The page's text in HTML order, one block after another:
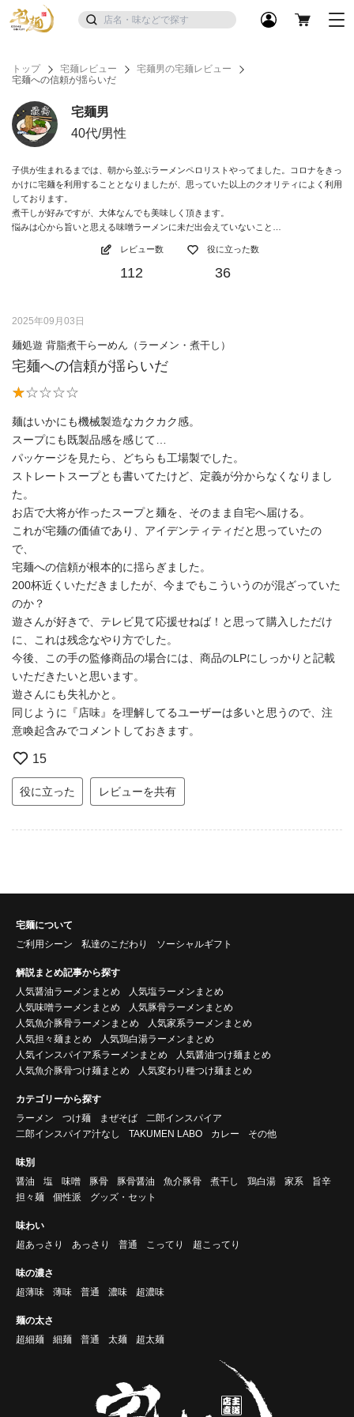
トップ 宅麺レビュー
宅麺男の宅麺レビュー
宅麺への信頼が揺らいだ
宅麺男
40代/男性
子供が生まれるまでは、朝から並ぶラーメンペロリストやってました。コロナをきっ
かけに宅麺を利用することとなりましたが、思っていた以上のクオリティによく利用
しております。
煮干しが好みですが、大体なんでも美味しく頂きます。
悩みは心から旨いと思える味噌ラーメンに未だ出会えていないこと…
レビュー数
112
役に立った数
36
2025年09月03日
麺処遊 背脂煮干らーめん（ラーメン・煮干し）
宅麺への信頼が揺らいだ
麺はいかにも機械製造なカクカク感。
スープにも既製品感を感じて…
パッケージを見たら、どちらも工場製でした。
ストレートスープとも書いてたけど、定義が分からなくなりまし
た。
お店で大将が作ったスープと麺を、そのまま自宅へ届ける。
これが宅麺の価値であり、アイデンティティだと思っていたの
で、
宅麺への信頼が根本的に揺らぎました。
200杯近くいただきましたが、今までもこういうのが混ざっていた
のか？
遊さんが好きで、テレビ見て応援せねば！と思って購入しただけ
に、これは残念なやり方でした。
今後、この手の監修商品の場合には、商品のLPにしっかりと記載
いただきたいと思います。
遊さんにも失礼かと。
同じように『店味』を理解してるユーザーは多いと思うので、注
意喚起含みでコメントしておきます。
15
役に立った レビューを共有
宅麺について
ご利用シーン
私達のこだわり ソーシャルギフト
解説まとめ記事から探す
人気醤油ラーメンまとめ
人気塩ラーメンまとめ
人気味噌ラーメンまとめ
人気豚骨ラーメンまとめ
人気魚介豚骨ラーメンまとめ
人気家系ラーメンまとめ
人気担々麺まとめ
人気鶏白湯ラーメンまとめ
人気インスパイア系ラーメンまとめ
人気醤油つけ麺まとめ
人気魚介豚骨つけ麺まとめ
人気変わり種つけ麺まとめ
カテゴリーから探す
ラーメン
つけ麺 まぜそば
二郎インスパイア
二郎インスパイア汁なし
TAKUMEN LABO カレー その他
味別
醤油
塩 味噌 豚骨 豚骨醤油 魚介豚骨 煮干し 鶏白湯 家系
旨辛
担々麺
個性派 グッズ・セット
味わい
超あっさり
あっさり 普通 こってり 超こってり
味の濃さ
超薄味
薄味 普通 濃味 超濃味
麺の太さ
超細麺
細麺 普通 太麺 超太麺